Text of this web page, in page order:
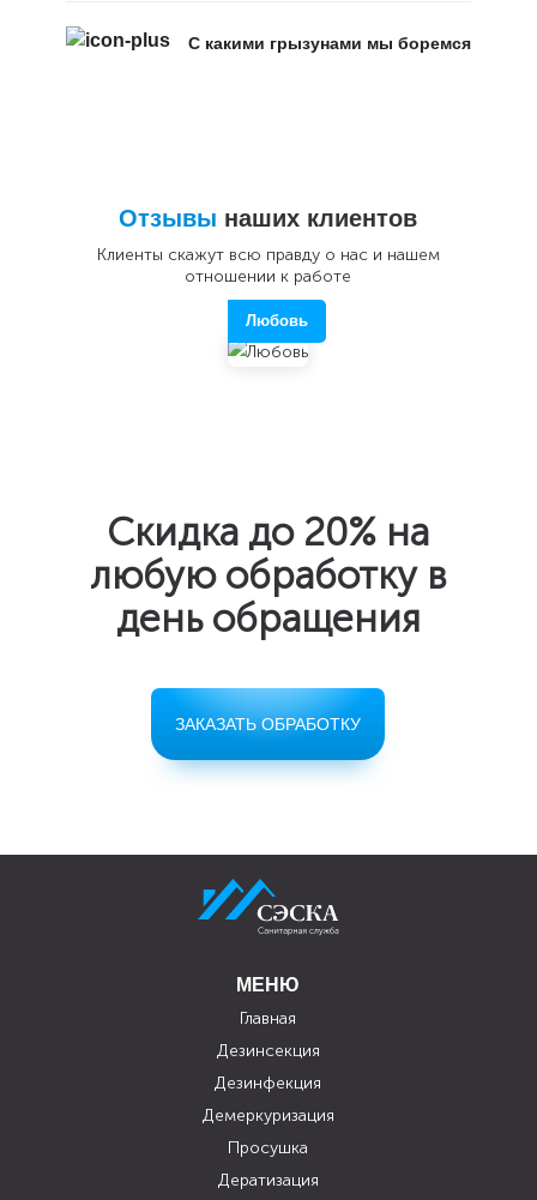
С какими грызунами мы боремся
Отзывы наших клиентов
Клиенты скажут всю правду о нас и нашем
отношении к работе
Любовь
Скидка до 20% на
любую обработку в
день обращения
ЗАКАЗАТЬ ОБРАБОТКУ
МЕНЮ
Главная
Дезинсекция
Дезинфекция
Демеркуризация
Просушка
Дератизация